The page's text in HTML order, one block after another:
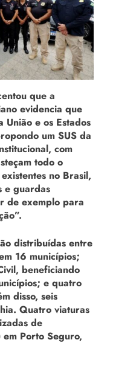
que a
evidencia que
União e os Estados
um SUS da
com
todo o
no Brasil,
e guardas
de exemplo para
distribuídas entre
16 municípios;
beneficiando
e quatro
disso, seis
Quatro viaturas
de
Porto Seguro,